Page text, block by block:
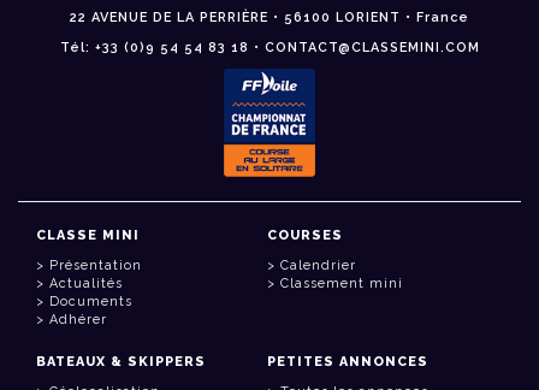
22 AVENUE DE LA PERRIÈRE • 56100 LORIENT • France
Tél: +33 (0)9 54 54 83 18 • CONTACT@CLASSEMINI.COM
CLASSE MINI
Présentation
Actualités
Documents
Adhérer
COURSES
Calendrier
Classement mini
BATEAUX & SKIPPERS
PETITES ANNONCES